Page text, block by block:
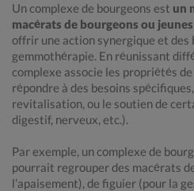
Un complexe de bourgeons est un
macérats de bourgeons ou
offrir une action synergique et des
gemmothérapie. En réunissant
complexe associe les propriétés
répondre à des besoins
revitalisation, ou le soutien de
digestif, nerveux, etc.).
Par exemple, un complexe de
pourrait regrouper des macérats
l’apaisement), de figuier (pour la